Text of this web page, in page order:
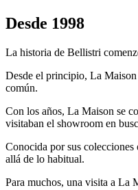
Desde 1998
La historia de Bellistri
Desde el principio, La Maison
común.
Con los años, La Maison se
visitaban el showroom en
Conocida por sus
allá de lo habitual.
Para muchos, una visita a La